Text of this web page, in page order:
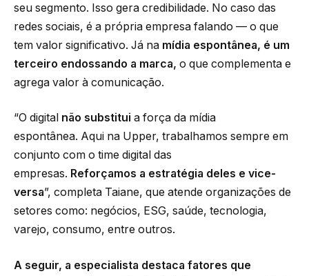
seu segmento. Isso gera credibilidade. No caso das
redes sociais, é a própria empresa falando — o que
tem valor significativo. Já na mídia espontânea, é um
terceiro endossando a marca, o que complementa e
agrega valor à comunicação.
“O digital não substitui a força da mídia
espontânea. Aqui na Upper, trabalhamos sempre em
conjunto com o time digital das
empresas. Reforçamos a estratégia deles e vice-
versa”, completa Taiane, que atende organizações de
setores como: negócios, ESG, saúde, tecnologia,
varejo, consumo, entre outros.
A seguir, a especialista destaca fatores que